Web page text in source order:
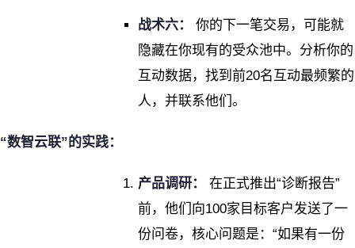
战术六：
你的下一笔交易，可能就
隐藏在你现有的受众池中。分析你的
互动数据，找到前20名互动最频繁的
人，并联系他们。
“数智云联”的实践：
产品调研：
在正式推出“诊断报告”
前，他们向100家目标客户发送了一
份问卷，核心问题是：“如果有一份